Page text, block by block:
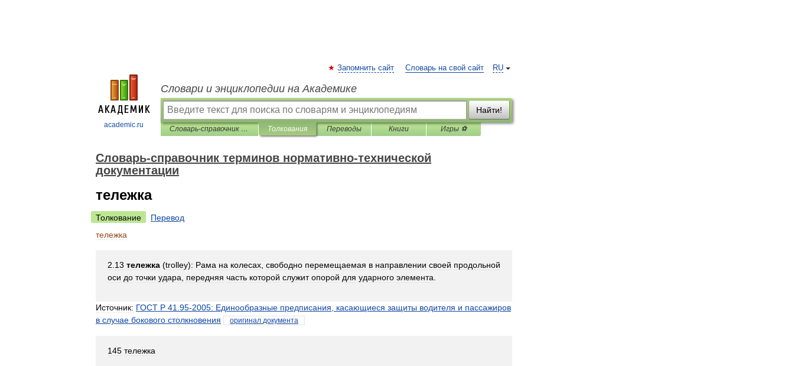
academic.ru
RU
Запомнить сайт Словарь на свой сайт
Словари и энциклопедии на Академике
Найти!
Словарь-справочник терминов нормативно-технической документации Толкования Переводы Книги Игры ⚽
Словарь-справочник терминов нормативно-технической
документации
тележка
Толкование
Перевод
тележка
2 13 тележка (trolley): Рама на колесах свободно перемещаемая в направлении своей продольной
оси до точки удара передняя часть которой служит опорой для ударного элемента
Источник: ГОСТ Р 41 95-2005: Единообразные предписания касающиеся защиты водителя и пассажиров
в случае бокового столкновения оригинал документа
145 тележка